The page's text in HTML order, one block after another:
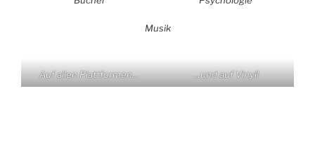
Musik
Auf allen Plattformen… …und auf Vinyl!